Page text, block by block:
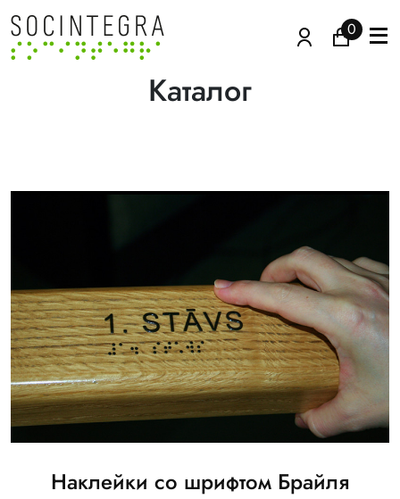
0
Каталог
Наклейки со шрифтом Брайля